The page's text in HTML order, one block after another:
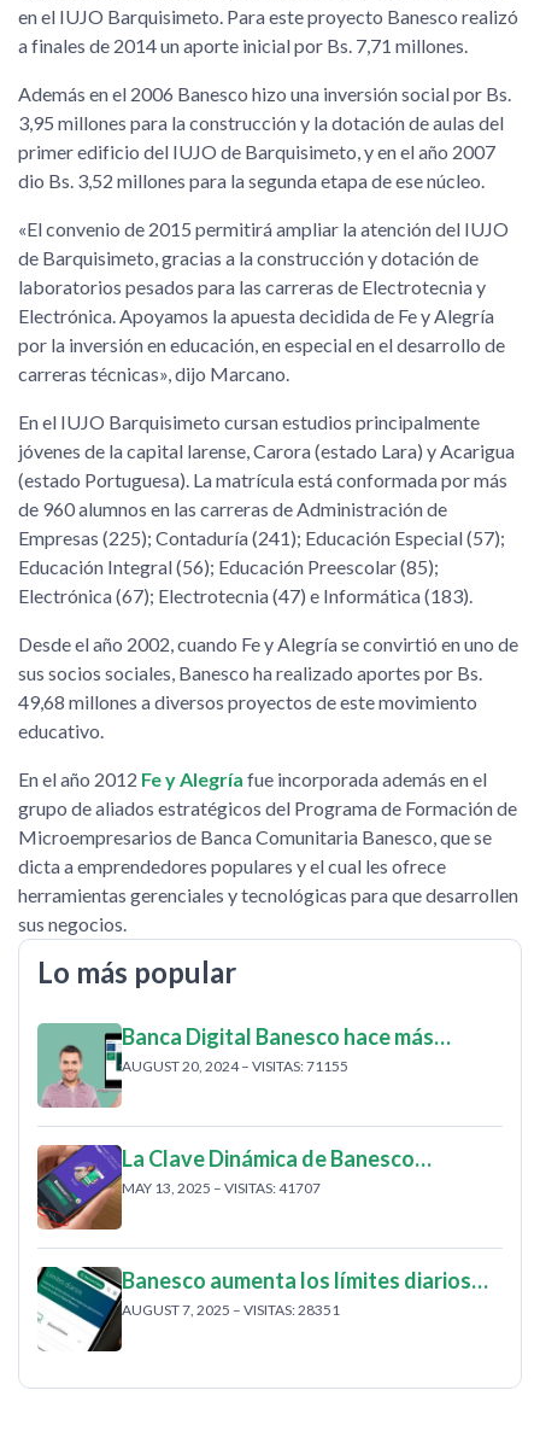
en el IUJO Barquisimeto. Para este proyecto Banesco realizó
a finales de 2014 un aporte inicial por Bs. 7,71 millones.
Además en el 2006 Banesco hizo una inversión social por Bs.
3,95 millones para la construcción y la dotación de aulas del
primer edificio del IUJO de Barquisimeto, y en el año 2007
dio Bs. 3,52 millones para la segunda etapa de ese núcleo.
«El convenio de 2015 permitirá ampliar la atención del IUJO
de Barquisimeto, gracias a la construcción y dotación de
laboratorios pesados para las carreras de Electrotecnia y
Electrónica. Apoyamos la apuesta decidida de Fe y Alegría
por la inversión en educación, en especial en el desarrollo de
carreras técnicas», dijo Marcano.
En el IUJO Barquisimeto cursan estudios principalmente
jóvenes de la capital larense, Carora (estado Lara) y Acarigua
(estado Portuguesa). La matrícula está conformada por más
de 960 alumnos en las carreras de Administración de
Empresas (225); Contaduría (241); Educación Especial (57);
Educación Integral (56); Educación Preescolar (85);
Electrónica (67); Electrotecnia (47) e Informática (183).
Desde el año 2002, cuando Fe y Alegría se convirtió en uno de
sus socios sociales, Banesco ha realizado aportes por Bs.
49,68 millones a diversos proyectos de este movimiento
educativo.
En el año 2012 Fe y Alegría fue incorporada además en el
grupo de aliados estratégicos del Programa de Formación de
Microempresarios de Banca Comunitaria Banesco, que se
dicta a emprendedores populares y el cual les ofrece
herramientas gerenciales y tecnológicas para que desarrollen
sus negocios.
Lo más popular
Banca Digital Banesco hace más…
AUGUST 20, 2024 – VISITAS: 71155
La Clave Dinámica de Banesco…
MAY 13, 2025 – VISITAS: 41707
Banesco aumenta los límites diarios…
AUGUST 7, 2025 – VISITAS: 28351